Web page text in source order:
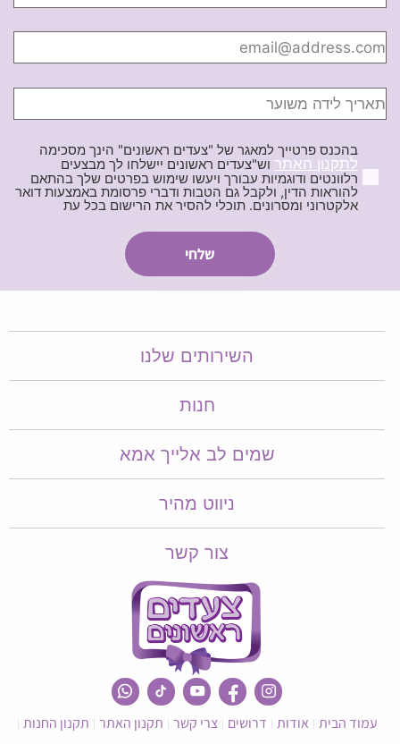
בהכנס פרטייך למאגר של "צעדים ראשונים" הינך מסכימה
לתקנון האתר וש"צעדים ראשונים יישלחו לך מבצעים
רלוונטים ודוגמיות עבורך ויעשו שימוש בפרטים שלך בהתאם
להוראות הדין, ולקבל גם הטבות ודברי פרסומת באמצעות דואר
אלקטרוני ומסרונים. תוכלי להסיר את הרישום בכל עת
השירותים שלנו
חנות
שמים לב אלייך אמא​​
ניווט מהיר
צור קשר
עמוד הבית אודות דרושים צרי קשר תקנון האתר תקנון החנות